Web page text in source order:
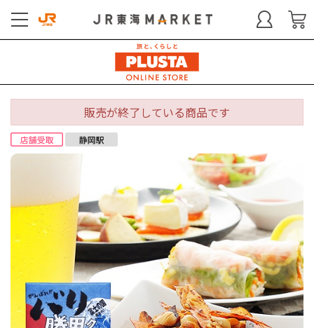
販売が終了している商品です